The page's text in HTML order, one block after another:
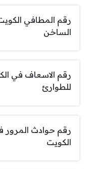
رقم المطافي
الساخن
رقم الاسعاف في
للطوارئ
رقم حوادث المرور
الكويت